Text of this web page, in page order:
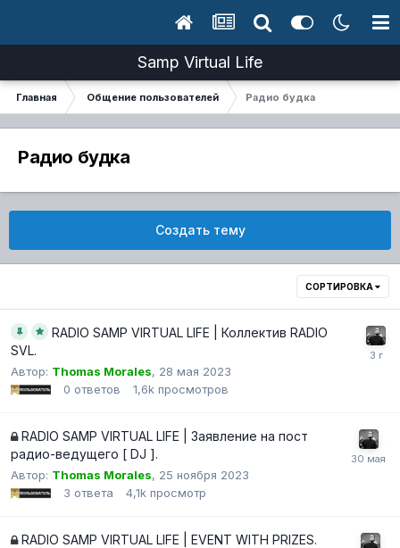
Samp Virtual Life
Главная Общение пользователей Радио будка
Радио будка
Создать тему
СОРТИРОВКА
RADIO SAMP VIRTUAL LIFE | Коллектив RADIO
SVL.
Автор: Thomas Morales, 28 мая 2023
0 ответов 1,6k просмотров
RADIO SAMP VIRTUAL LIFE | Заявление на пост
радио-ведущего [ DJ ].
Автор: Thomas Morales, 25 ноября 2023
3 ответа 4,1k просмотр
RADIO SAMP VIRTUAL LIFE | EVENT WITH PRIZES.